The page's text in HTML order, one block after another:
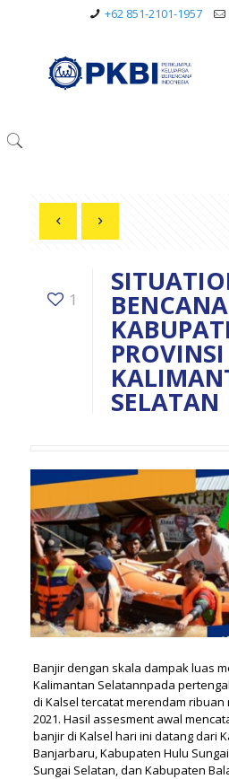
+62 851-2101-1957
1
PROVINSI
SELATAN
Banjir dengan skala dampak luas
Kalimantan Selatannpada
di Kalsel tercatat merendam ribuan
2021. Hasil assesment awal
banjir di Kalsel hari ini datang dari
Banjarbaru, Kabupaten Hulu
Sungai Selatan, dan Kabupaten